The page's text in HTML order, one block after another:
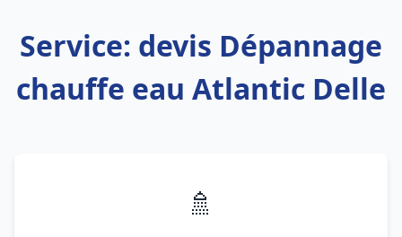
Service: devis Dépannage
chauffe eau Atlantic Delle
🚿